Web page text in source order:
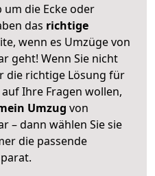
um die Ecke oder
das richtige
wenn es Umzüge von
geht! Wenn Sie nicht
die richtige Lösung für
Ihre Fragen wollen,
Umzug von
– dann wählen Sie sie
die passende